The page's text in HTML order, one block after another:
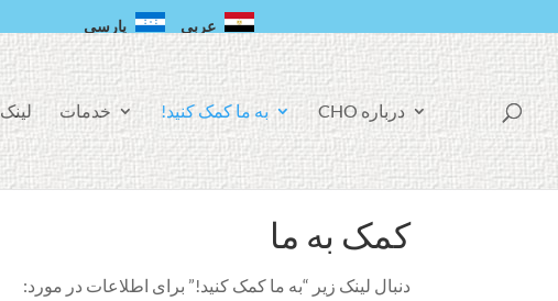
عربی پارسی
ف
س
ب
و
ک
درباره CHO به ما کمک کنید! خدمات لینک
کمک به ما
دنبال لینک زیر “به ما کمک کنید!” برای اطلاعات در مورد: